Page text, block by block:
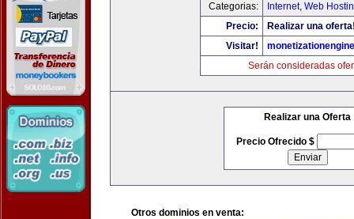
Categorias:
Internet, Web
Precio:
Realizar una
Visitar!
Serán consideradas
Realizar una Oferta
Precio Ofrecido $
Otros dominios en venta: